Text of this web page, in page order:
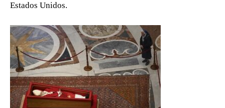
Estados Unidos.